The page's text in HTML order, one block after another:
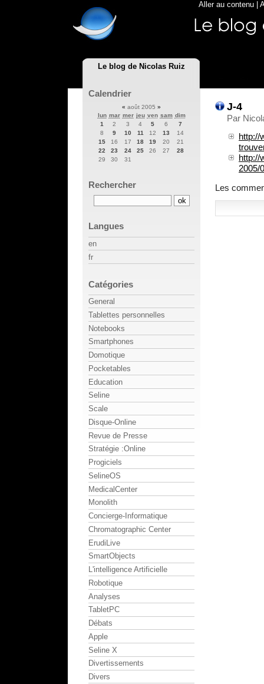
Le blog de Nicolas Ruiz
Aller au contenu
J-4
Par
http://
http://
2005/
Les
Calendrier
« août 2005 »
lun mar mer jeu ven sam dim
1
2 3 4 5 6
7
8
9 10 11 12 13
14
15
16 17 18 19 20
21
22
23 24 25 26 27
28
29
30 31
Rechercher
Langues
en
fr
Catégories
General
Tablettes personnelles
Notebooks
Smartphones
Domotique
Pocketables
Education
Seline
Scale
Disque-Online
Revue de Presse
Stratégie :Online
Progiciels
SelineOS
MedicalCenter
Monolith
Concierge-Informatique
Chromatographic Center
ErudiLive
SmartObjects
L'intelligence Artificielle
Robotique
Analyses
TabletPC
Débats
Apple
Seline X
Divertissements
Divers